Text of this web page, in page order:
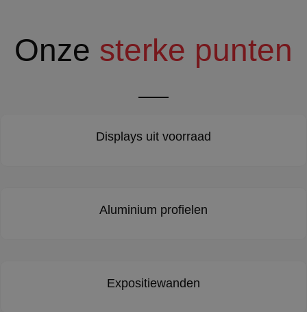
Onze sterke punten
Displays uit voorraad
Aluminium profielen
Expositiewanden